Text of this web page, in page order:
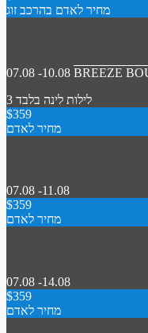
מחיר לאדם בהרכב זוג
07.08 -10.08 BREEZE
3 לילות לינה בלבד
$359
מחיר לאדם
07.08 -11.08
$359
מחיר לאדם
07.08 -14.08
$359
מחיר לאדם